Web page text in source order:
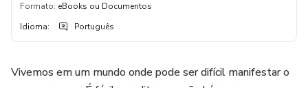
Formato: eBooks ou Documentos
Idioma: Português
Vivemos em um mundo onde pode ser difícil manifestar o